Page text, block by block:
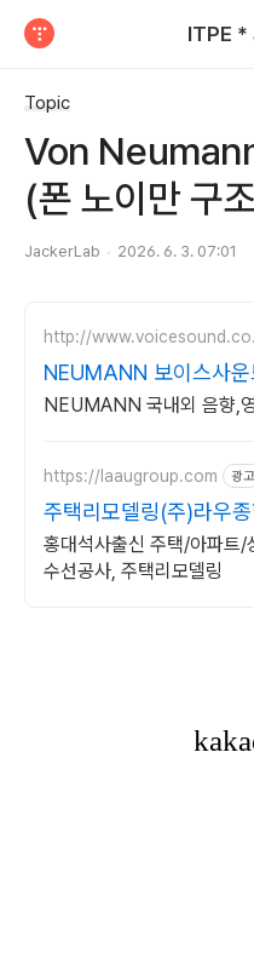
ITPE
Topic
Von
(폰 노이만 구
JackerLab 2026. 6. 3. 07:01
http://
NEUMANN 보이스사운
NEUMANN 국내외 음향,
https://laaugroup.com 광고
주택리모델링(주)라우
홍대석사출신 주택/아파트
수선공사, 주택리모델링